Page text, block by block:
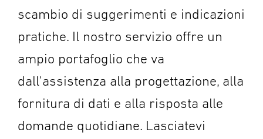
scambio di suggerimenti e indicazioni
pratiche. Il nostro servizio offre un
ampio portafoglio che va
dall'assistenza alla progettazione, alla
fornitura di dati e alla risposta alle
domande quotidiane. Lasciatevi